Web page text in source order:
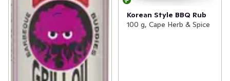
Korean Style BBQ Rub
100 g, Cape Herb & Spice